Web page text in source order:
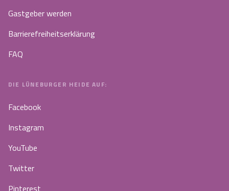
Gastgeber werden
Barrierefreiheitserklärung
FAQ
DIE LÜNEBURGER HEIDE AUF:
Facebook
Instagram
YouTube
Twitter
Pinterest